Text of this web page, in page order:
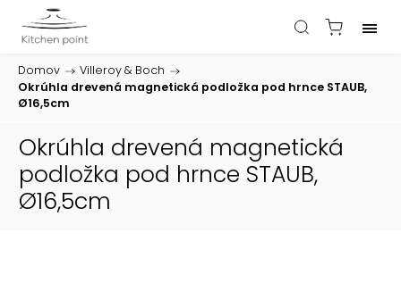
Domov / Villeroy & Boch /
Okrúhla drevená magnetická podložka pod hrnce STAUB,
Ø16,5cm
Okrúhla drevená magnetická
podložka pod hrnce STAUB,
Ø16,5cm